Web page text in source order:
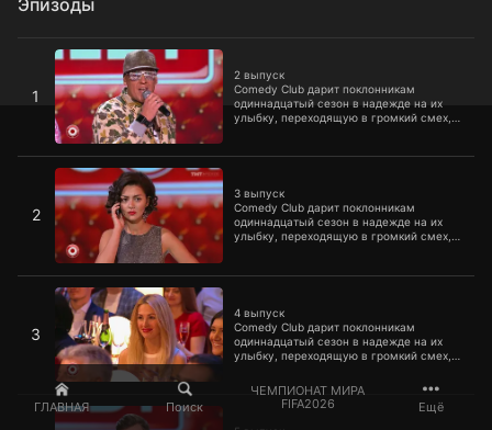
ГЛАВНАЯ Поиск
ЧЕМПИОНАТ МИРА
FIFA2026
Ещё
Эпизоды
1
2 выпуск
Comedy Club дарит поклонникам
одиннадцатый сезон в надежде на их
улыбку, переходящую в громкий смех, и
самому. А потом еще несколько раз
2 выпуск
2
3 выпуск
Comedy Club дарит поклонникам
одиннадцатый сезон в надежде на их
улыбку, переходящую в громкий смех, и
самому. А потом еще несколько раз
3 выпуск
3
4 выпуск
Comedy Club дарит поклонникам
одиннадцатый сезон в надежде на их
улыбку, переходящую в громкий смех, и
резиденты в этот раз, лучше увидеть
самому. А потом еще несколько раз
услышать и рассказать друзьям.
4 выпуск
5 выпуск